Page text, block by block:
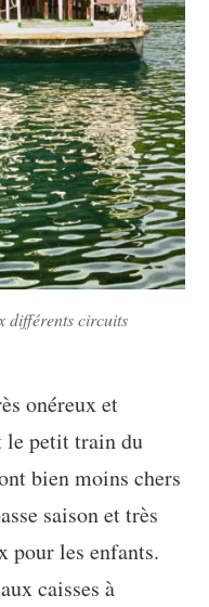
différents circuits
onéreux et
le petit train du
bien moins chers
saison et très
pour les enfants.
caisses à